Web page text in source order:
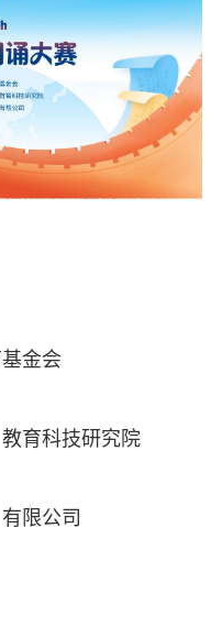
金会
育科技研究院
限公司